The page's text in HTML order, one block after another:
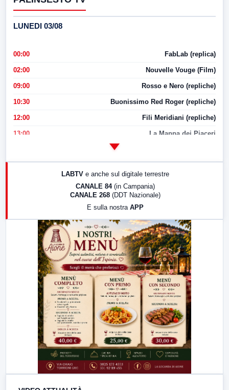
LUNEDI 03/08
00:00 FabLab (replica)
02:00 Nouvelle Vouge (Film)
09:00 Rosso e Nero (repliche)
10:30 Buonissimo Red Roger (repliche)
12:00 Fili Meridiani (repliche)
13:00 La Mappa dei Piaceri
LabNews (replica)
LABTV e anche sul digitale terrestre
CANALE 84 (in Campania)
CANALE 268 (DDT Nazionale)
E sulla nostra APP